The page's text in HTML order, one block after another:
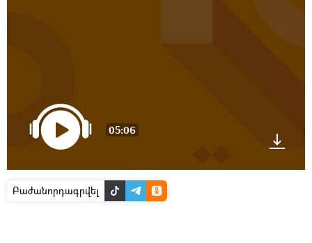
05:06
Բաժանորդագրվել